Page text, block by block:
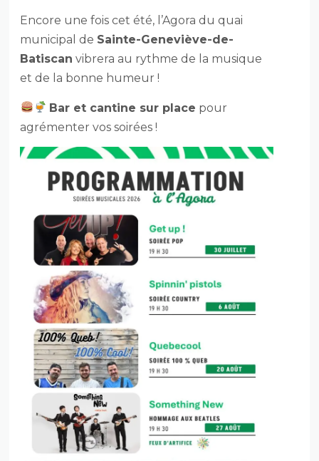
Encore une fois cet été, l’Agora du quai
municipal de Sainte-Geneviève-de-
Batiscan vibrera au rythme de la musique
et de la bonne humeur !
Bar et cantine sur place pour
agrémenter vos soirées !